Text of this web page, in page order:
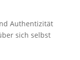
Authentizität
sich selbst